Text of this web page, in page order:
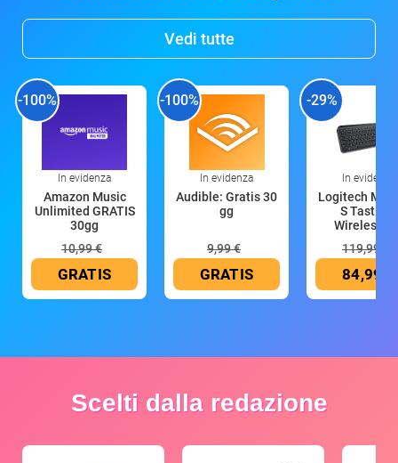
Vedi tutte
-100%
In evidenza
Amazon Music
Unlimited GRATIS
30gg
10,99 €
GRATIS
-100%
In evidenza
Audible: Gratis 30
gg
9,99 €
GRATIS
-29%
In evidenza
Logitech MX
S Tastiera
Wireless
119,99 €
84,99 €
Scelti dalla redazione